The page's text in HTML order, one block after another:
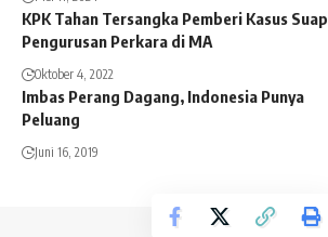
KPK Tahan Tersangka Pemberi Kasus Suap
Pengurusan Perkara di MA
Oktober 4, 2022
Imbas Perang Dagang, Indonesia Punya
Peluang
Juni 16, 2019